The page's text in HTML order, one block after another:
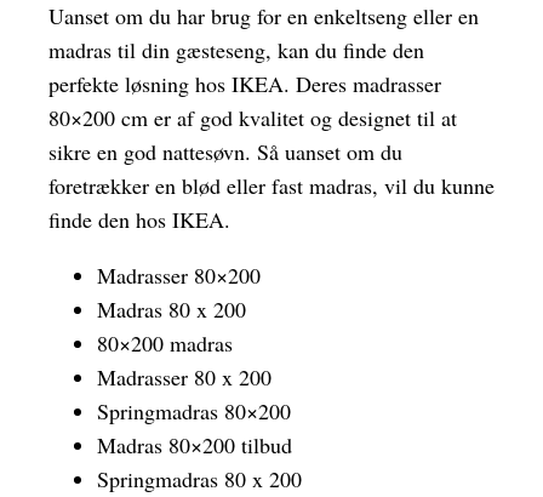
Uanset om du har brug for en enkeltseng eller en
madras til din gæsteseng, kan du finde den
perfekte løsning hos IKEA. Deres madrasser
80×200 cm er af god kvalitet og designet til at
sikre en god nattesøvn. Så uanset om du
foretrækker en blød eller fast madras, vil du kunne
finde den hos IKEA.
Madrasser 80×200
Madras 80 x 200
80×200 madras
Madrasser 80 x 200
Springmadras 80×200
Madras 80×200 tilbud
Springmadras 80 x 200